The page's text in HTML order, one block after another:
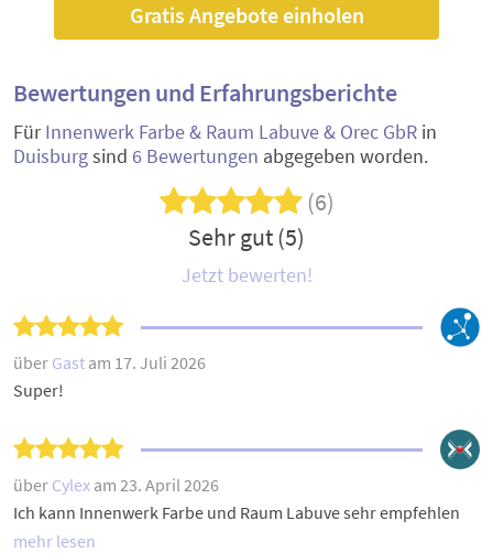
Gratis Angebote einholen
Bewertungen und Erfahrungsberichte
FürInnenwerk Farbe & Raum Labuve & Orec GbR in
Duisburgsind 6 Bewertungen abgegeben worden.
(6)
Sehr gut (5)
Jetzt bewerten!
über Gast am 17. Juli 2026
Super!
über Cylex am 23. April 2026
Ich kann Innenwerk Farbe und Raum Labuve sehr empfehlen
mehr lesen